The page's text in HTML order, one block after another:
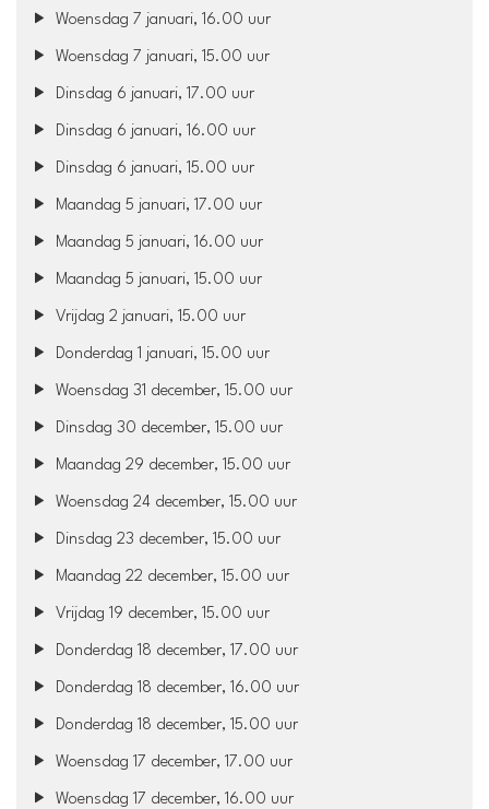
Woensdag 7 januari, 16.00 uur
Woensdag 7 januari, 15.00 uur
Dinsdag 6 januari, 17.00 uur
Dinsdag 6 januari, 16.00 uur
Dinsdag 6 januari, 15.00 uur
Maandag 5 januari, 17.00 uur
Maandag 5 januari, 16.00 uur
Maandag 5 januari, 15.00 uur
Vrijdag 2 januari, 15.00 uur
Donderdag 1 januari, 15.00 uur
Woensdag 31 december, 15.00 uur
Dinsdag 30 december, 15.00 uur
Maandag 29 december, 15.00 uur
Woensdag 24 december, 15.00 uur
Dinsdag 23 december, 15.00 uur
Maandag 22 december, 15.00 uur
Vrijdag 19 december, 15.00 uur
Donderdag 18 december, 17.00 uur
Donderdag 18 december, 16.00 uur
Donderdag 18 december, 15.00 uur
Woensdag 17 december, 17.00 uur
Woensdag 17 december, 16.00 uur